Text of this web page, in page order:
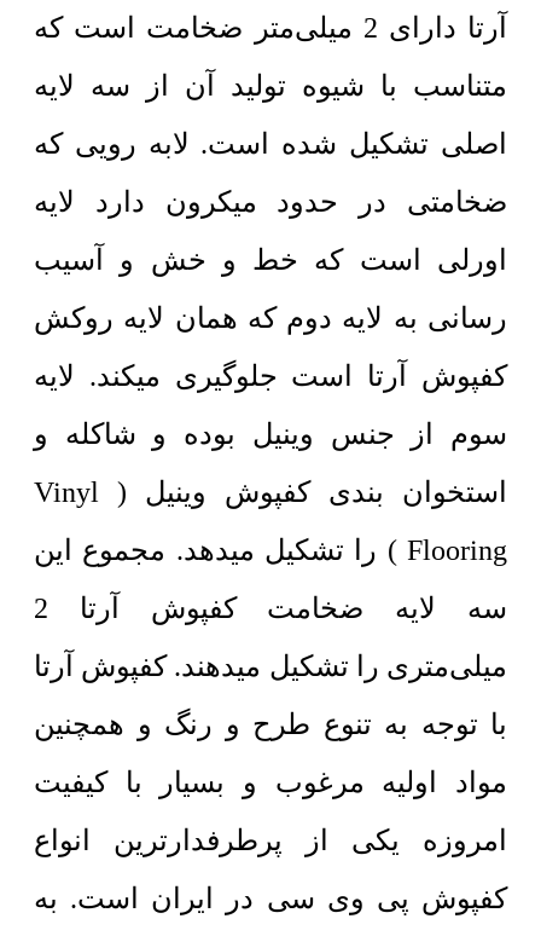
آرتا دارای 2 میلی‌متر ضخامت است که
متناسب با شیوه تولید آن از سه لایه
اصلی تشکیل شده است. لابه رویی که
ضخامتی در حدود میکرون دارد لایه
اورلی است که خط و خش و آسیب
رسانی به لایه دوم که همان لایه روکش
کفپوش آرتا است جلوگیری میکند. لایه
سوم از جنس وینیل بوده و شاکله و
استخوان بندی کفپوش وینیل ( Vinyl
Flooring ) را تشکیل میدهد. مجموع این
سه لایه ضخامت کفپوش آرتا 2
میلی‌متری را تشکیل میدهند.کفپوش آرتا
با توجه به تنوع طرح و رنگ و همچنین
مواد اولیه مرغوب و بسیار با کیفیت
امروزه یکی از پرطرفدارترین انواع
کفپوش پی وی سی در ایران است. به